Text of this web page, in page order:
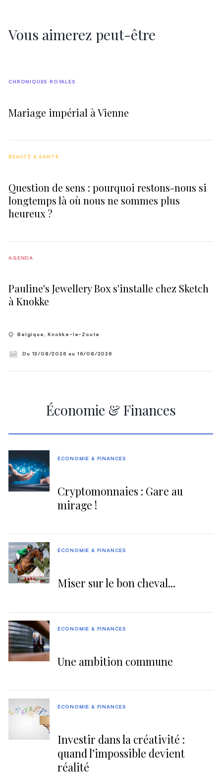
Vous aimerez peut-être
Mariage impérial à Vienne
CHRONIQUES ROYALES
Question de sens : pourquoi restons-nous si
longtemps là où nous ne sommes plus
heureux ?
BEAUTÉ & SANTÉ
Pauline's Jewellery Box s'installe chez Sketch
à Knokke
AGENDA
Belgique , Knokke-le-Zoute
Du 13/08/2026 au 16/08/2026
Économie & Finances
Cryptomonnaies : Gare au
mirage !
ÉCONOMIE & FINANCES
Miser sur le bon cheval...
ÉCONOMIE & FINANCES
Une ambition commune
ÉCONOMIE & FINANCES
Investir dans la créativité :
quand l’impossible devient
réalité
ÉCONOMIE & FINANCES